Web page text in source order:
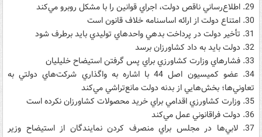
29. ‌اطلاع‌رساني ناقص دولت، اجراي قوانين را با مشکل روبرو مي‌کند
30. امتناع دولت از ارائه اساسنامه خلاف قانون است
31. تأخير دولت در پرداخت بدهي واحدهاي توليدي بايد برطرف شود
32. دولت بايد به داد کشاورزان برسد
33. فشارهاي وزارت کشاورزي براي پس گرفتن استيضاح خليليان
34. عضو کميسيون اصل 44 با اشاره به واگذاري شرکت‌هاي دولتي به
تعاوني‌ها؛ بخش‌هايي از بدنه دولت مانع‌تراشي مي‌کند
35. وزارت کشاورزي اقدامي براي خريد محصولات کشاورزان نکرده است
36. دولت فراقانوني عمل مي‌کند
37. لابي‌ها در مجلس براي منصرف کردن نمايندگان از استيضاح وزير